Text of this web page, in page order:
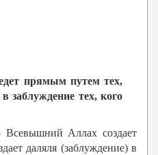
прямым путем тех,
заблуждение тех, кого
Всевышний Аллах создает
даляля (заблуждение) в